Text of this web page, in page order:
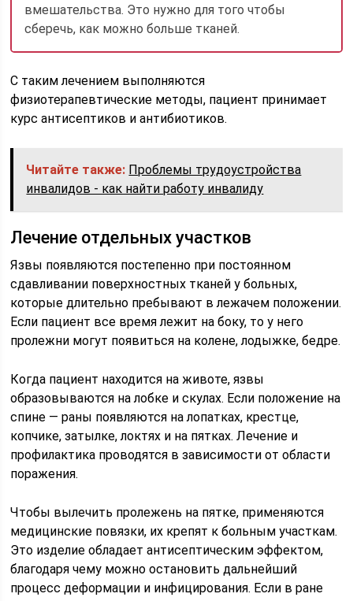
вмешательства. Это нужно для того чтобы
сберечь, как можно больше тканей.
С таким лечением выполняются
физиотерапевтические методы, пациент принимает
курс антисептиков и антибиотиков.
Читайте также: Проблемы трудоустройства
инвалидов - как найти работу инвалиду
Лечение отдельных участков
Язвы появляются постепенно при постоянном
сдавливании поверхностных тканей у больных,
которые длительно пребывают в лежачем положении.
Если пациент все время лежит на боку, то у него
пролежни могут появиться на колене, лодыжке, бедре.
Когда пациент находится на животе, язвы
образовываются на лобке и скулах. Если положение на
спине — раны появляются на лопатках, крестце,
копчике, затылке, локтях и на пятках. Лечение и
профилактика проводятся в зависимости от области
поражения.
Чтобы вылечить пролежень на пятке, применяются
медицинские повязки, их крепят к больным участкам.
Это изделие обладает антисептическим эффектом,
благодаря чему можно остановить дальнейший
процесс деформации и инфицирования. Если в ране